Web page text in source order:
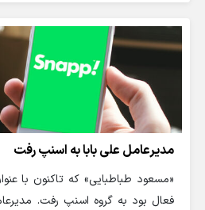
مدیرعامل علی بابا به اسنپ رفت
«مسعود طباطبایی» که تاکنون با
فعال بود به گروه اسنپ رفت.